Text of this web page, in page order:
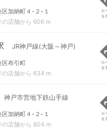
区加納町４-２-１
の店舗から 606 m
ル
を
JR神戸線(大阪～神戸)
区布引町
の店舗から 634 m
ル
を
神戸市営地下鉄山手線
区加納町４-２-１
の店舗から 804 m
ル
を